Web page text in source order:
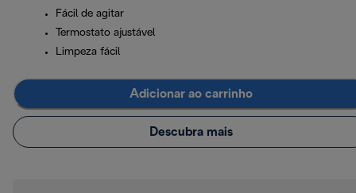
Fácil de agitar
Termostato ajustável
Limpeza fácil
Adicionar ao carrinho
Descubra mais